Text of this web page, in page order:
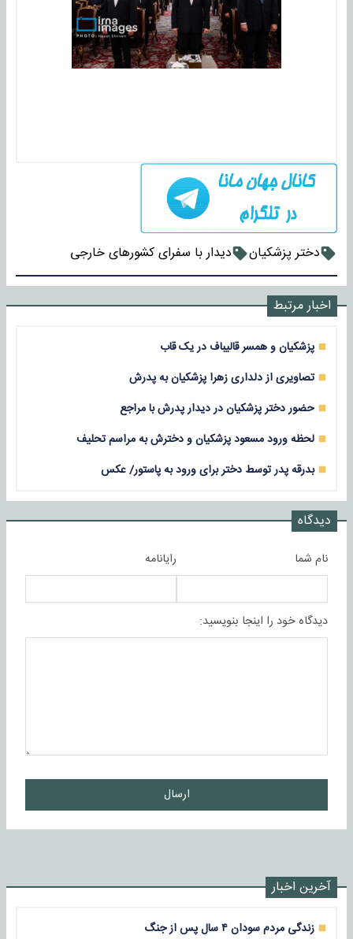
دختر پزشکیان دیدار با سفرای کشورهای خارجی
اخبار مرتبط
پزشکیان و همسر قالیباف در یک قاب
تصاویری از دلداری زهرا پزشکیان به پدرش
حضور دختر پزشکیان در دیدار پدرش با مراجع
لحظه ورود مسعود پزشکیان و دخترش به مراسم تحلیف
بدرقه پدر توسط دختر برای ورود به پاستور/ عکس
دیدگاه
نام شما رایانامه
دیدگاه خود را اینجا بنویسید:
ارسال
آخرین اخبار
زندگی مردم سودان ۴ سال پس از جنگ